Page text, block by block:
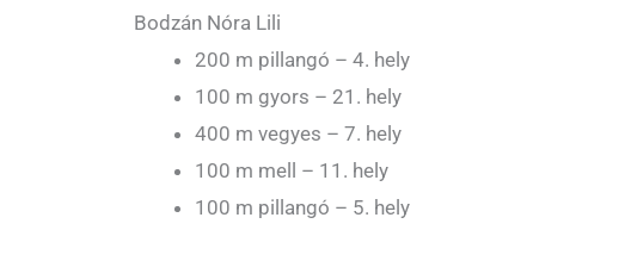
Bodzán Nóra Lili
200 m pillangó – 4. hely
100 m gyors – 21. hely
400 m vegyes – 7. hely
100 m mell – 11. hely
100 m pillangó – 5. hely